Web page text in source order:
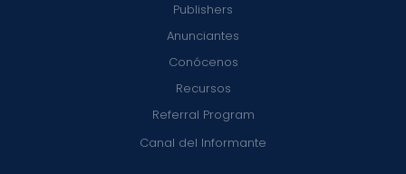
Publishers
Anunciantes
Conócenos
Recursos
Referral Program
Canal del Informante